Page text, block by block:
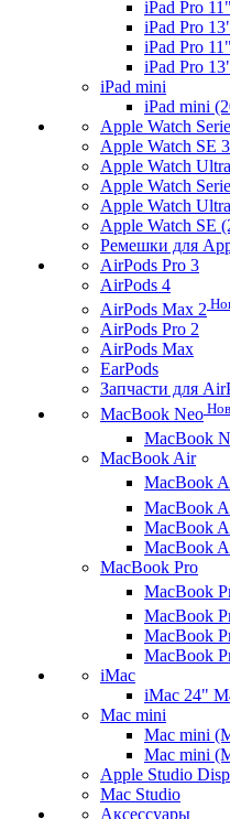
iPad Pro
iPad Pro
iPad Pro
iPad Pro
iPad mini
iPad mini
Apple Watch
Apple Watch SE
Apple Watch
Apple Watch
Apple Watch
Apple Watch SE
Ремешки для
AirPods Pro 3
AirPods 4
AirPods Max 2
AirPods Pro 2
AirPods Max
EarPods
Запчасти для
MacBook Neo
MacBook
MacBook Air
MacBook
MacBook
MacBook
MacBook
MacBook Pro
MacBook
MacBook
MacBook
MacBook
iMac
iMac 24"
Mac mini
Mac mini
Mac mini
Apple Studio
Mac Studio
Аксессуары